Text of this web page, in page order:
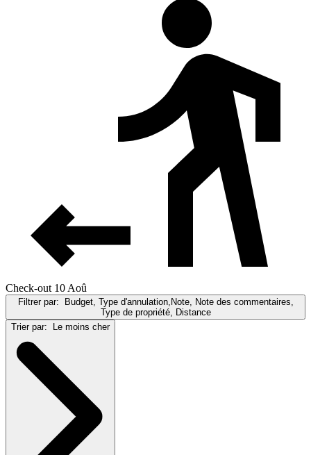
Check-out 10 Aoû
Filtrer par:
Budget, Type d'annulation,Note, Note des commentaires,
Type de propriété, Distance
Trier par:
Le moins cher